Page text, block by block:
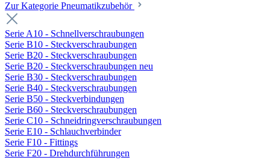
Zur Kategorie Pneumatikzubehör
Serie A10 - Schnellverschraubungen
Serie B10 - Steckverschraubungen
Serie B20 - Steckverschraubungen
Serie B20 - Steckverschraubungen neu
Serie B30 - Steckverschraubungen
Serie B40 - Steckverschraubungen
Serie B50 - Steckverbindungen
Serie B60 - Steckverschraubungen
Serie C10 - Schneidringverschraubungen
Serie E10 - Schlauchverbinder
Serie F10 - Fittings
Serie F20 - Drehdurchführungen